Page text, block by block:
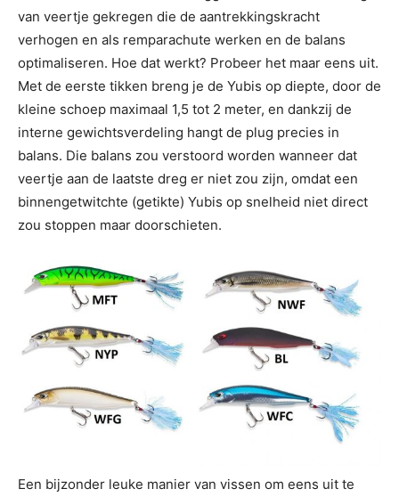
van veertje gekregen die de aantrekkingskracht
verhogen en als remparachute werken en de balans
optimaliseren. Hoe dat werkt? Probeer het maar eens uit.
Met de eerste tikken breng je de Yubis op diepte, door de
kleine schoep maximaal 1,5 tot 2 meter, en dankzij de
interne gewichtsverdeling hangt de plug precies in
balans. Die balans zou verstoord worden wanneer dat
veertje aan de laatste dreg er niet zou zijn, omdat een
binnengetwitchte (getikte) Yubis op snelheid niet direct
zou stoppen maar doorschieten.
Een bijzonder leuke manier van vissen om eens uit te